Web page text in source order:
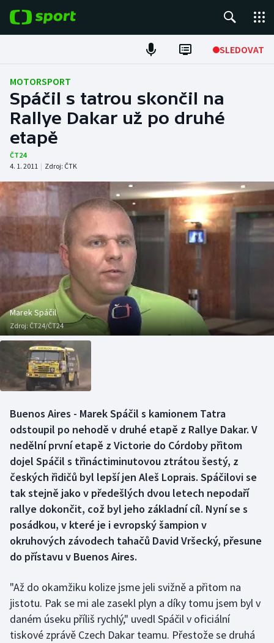
SLEDOVAT
Fotbal
Hokej
Tenis
Atletika
Cyklistika
DALŠÍ SPORTY
Americký fotbal
Baseball a softbal
Basketbal
Biatlon
Boby a skeleton
Curling
Dostihy
Florbal
Futsal
Golf
Házená
Jezdectví
NEPŘEHLÉDNĚTE
Soutěže
Historické návraty
Aplikace ČT sport
AZ kvíz
MOTORSPORT
Spáčil s tatrou skončil na
Rallye Dakar už po druhé
etapě
ČT24
4. 1. 2011 | Zdroj: ČTK
Marek Spáčil
Zdroj:ČT24/ČT24
Buenos Aires - Marek Spáčil s kamionem Tatra
odstoupil po nehodě v druhé etapě z Rallye Dakar. V
nedělní první etapě z Victorie do Córdoby přitom
dojel Spáčil s třináctiminutovou ztrátou šestý, z
českých řidičů byl lepší jen Aleš Loprais. Spáčilovi se
tak stejně jako v předešlých dvou letech nepodaří
rallye dokončit, což byl jeho základní cíl. Nyní se s
posádkou, v které je i evropský šampion v
okruhových závodech tahačů David Vršecký, přesune
do přístavu v Buenos Aires.
"Až do okamžiku kolize jsme jeli svižně a přitom na
jistotu. Pak se mi ale zasekl plyn a díky tomu jsem byl v
daném úseku příliš rychlý," uvedl Spáčil v oficiální
tiskové zprávě Czech Dakar teamu. Přestože se druhá